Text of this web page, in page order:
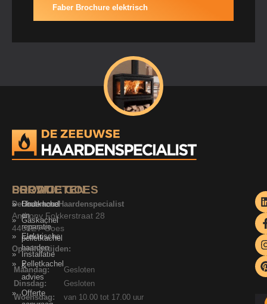
Faber Brochure elektrisch
SERVICE
Onderhoud
en
reparatie
pelletkachel
Installatie
&
advies
Offerte
PRODUCTEN
Houtkachel
Gaskachel
Elektrische
haarden
Pelletkachel
LOCATIE GOES
De Zeeuwse Haardenspecialist
Anthony Fokkerstraat 28
4462ET Goes
Openingstijden:
Maandag:
Gesloten
Dinsdag:
Gesloten
Woensdag:
van 10.00 tot 17.00 uur